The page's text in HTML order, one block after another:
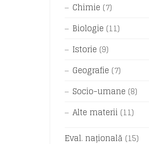
Chimie (7)
Biologie (11)
Istorie (9)
Geografie (7)
Socio-umane (8)
Alte materii (11)
Eval. națională (15)